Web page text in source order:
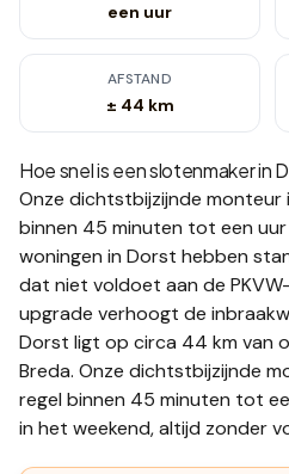
een uur
AFSTAND
± 44 km
Hoe snel is een slotenmaker in
Onze dichtstbijzijnde monteur
binnen 45 minuten tot een uur
woningen in Dorst hebben
dat niet voldoet aan de
upgrade verhoogt de
Dorst ligt op circa 44 km van
Breda. Onze dichtstbijzijnde
regel binnen 45 minuten tot
in het weekend, altijd zonder